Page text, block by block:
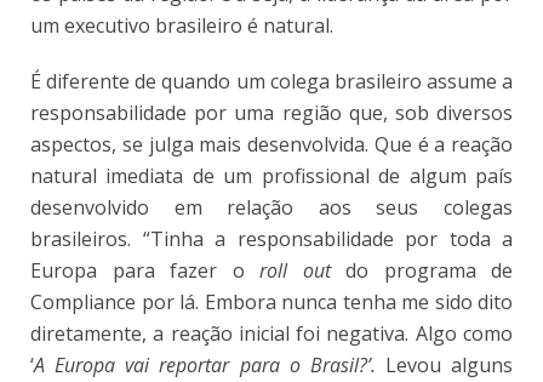
um executivo brasileiro é natural.
É diferente de quando um colega brasileiro assume a
responsabilidade por uma região que, sob diversos
aspectos, se julga mais desenvolvida. Que é a reação
natural imediata de um profissional de algum país
desenvolvido em relação aos seus colegas
brasileiros. “Tinha a responsabilidade por toda a
Europa para fazer o roll outdo programa de
Compliance por lá. Embora nunca tenha me sido dito
diretamente, a reação inicial foi negativa. Algo como
‘A Europa vai reportar para o Brasil?’. Levou alguns